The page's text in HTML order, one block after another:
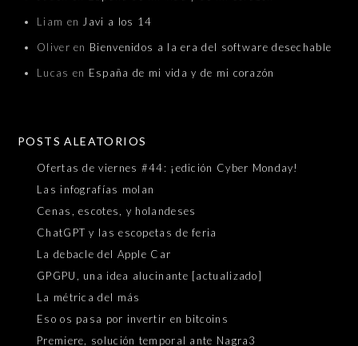
Liam en Javi a los 14
Oliver en Bienvenidos a la era del software desechable
Lucas en España de mi vida y de mi corazón
POSTS ALEATORIOS
Ofertas de viernes #44: ¡edición Cyber Monday!
Las infografías molan
Cenas, escotes, y holandeses
ChatGPT y las escopetas de feria
La debacle del Apple Car
GPGPU, una idea alucinante [actualizado]
La métrica del más
Eso os pasa por invertir en bitcoins
Premiere, solución temporal ante Nagra3